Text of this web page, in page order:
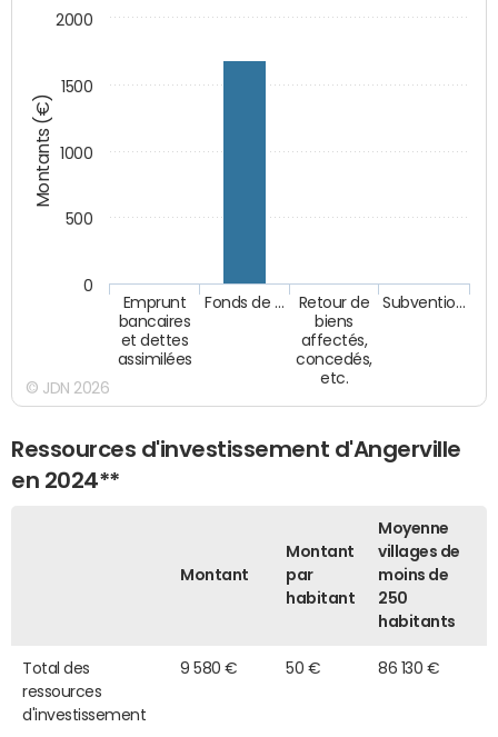
Montants (€)
Emprunt
bancaires
et dettes
assimilées
Fonds de …
Retour de
biens
affectés,
concedés,
etc.
Subventio…
0
500
1000
1500
2000
© JDN 2026
Ressources d'investissement d'Angerville
en 2024**
Montant
Montant
par
habitant
Moyenne
villages de
moins de
250
habitants
Total des
ressources
d'investissement
9 580 € 50 € 86 130 €